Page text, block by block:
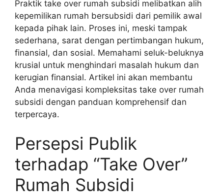
Praktik take over rumah subsidi melibatkan alih
kepemilikan rumah bersubsidi dari pemilik awal
kepada pihak lain. Proses ini, meski tampak
sederhana, sarat dengan pertimbangan hukum,
finansial, dan sosial. Memahami seluk-beluknya
krusial untuk menghindari masalah hukum dan
kerugian finansial. Artikel ini akan membantu
Anda menavigasi kompleksitas take over rumah
subsidi dengan panduan komprehensif dan
terpercaya.
Persepsi Publik
terhadap “Take Over”
Rumah Subsidi